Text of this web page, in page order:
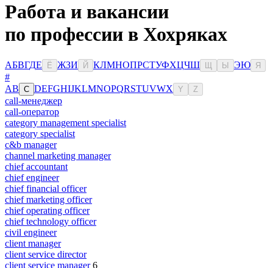
Работа и вакансии
по профессии в Хохряках
АБВГДЕ Ё ЖЗИ Й КЛМНОПРСТУФХЦЧШ Ы ЭЮ Я
#
AB C DEFGHIJKLMNOPQRSTUVWX Y Z
call-менеджер
call-оператор
category management specialist
category specialist
c&b manager
channel marketing manager
chief accountant
chief engineer
chief financial officer
chief marketing officer
chief operating officer
chief technology officer
civil engineer
client manager
client service director
client service manager 6